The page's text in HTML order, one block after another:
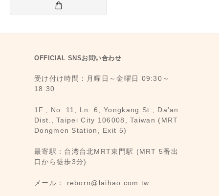
OFFICIAL SNSお問い合わせ
受け付け時間：月曜日～金曜日 09:30～
18:30
1F., No. 11, Ln. 6, Yongkang St., Da’an
Dist., Taipei City 106008, Taiwan (MRT
Dongmen Station, Exit 5)
最寄駅：台湾台北MRT東門駅 (MRT 5番出
口から徒歩3分)
メール： reborn@laihao.com.tw